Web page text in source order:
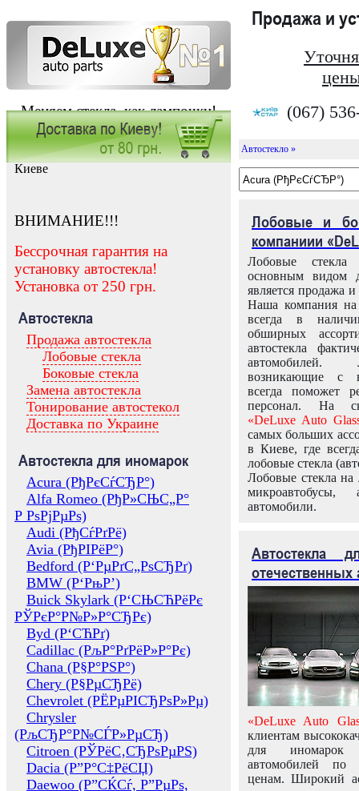
Меняем стекла, как лампочки!
Продажа и
(067)
Заказать установку автостекла в
Киеве
ВНИМАНИЕ!!!
Бессрочная гарантия на
установку автостекла!
Установка от 250 грн.
Автостекла
Продажа автостекла
Лобовые стекла
Боковые стекла
Замена автостекла
Тонирование автостекол
Доставка по Украине
Автостекла для иномарок
Acura (РђРєСѓСЂР°)
Alfa Romeo (РђР»СЊС„Р°
Р РѕРјРµРѕ)
Audi (РђСѓРґРё)
Avia (РђРІРёР°)
Bedford (Р‘РµРґС„РѕСЂРґ)
BMW (Р‘РњР’)
Buick Skylark (Р‘СЊСЋРёРє
РЎРєР°Р№Р»Р°СЂРє)
Byd (Р‘СЋРґ)
Cadillac (РљР°РґРёР»Р°Рє)
Chana (Р§Р°РЅР°)
Chery (Р§РµСЂРё)
Chevrolet (РЁРµРІСЂРѕР»Рµ)
Chrysler
(РљСЂР°Р№СЃР»РµСЂ)
Citroen (РЎРёС‚СЂРѕРµРЅ)
Dacia (Р”Р°С‡РёСЏ)
Daewoo (Р”СЌСѓ, Р”РµРѕ,
Автостекло »
Лобовые и
компаниии
Лобовые
основным видом
является продажа и
Наша компания на
всегда в
обширных
автостекла
возникающие с
всегда поможет
персонал. На
«DeLuxe Auto
самых больших
в Киеве, где
лобовые стекла
Лобовые стекла на
микроавтобусы,
автомобили.
Автостекла
отечественных
«DeLuxe Auto
клиентам
для иномарок
автомобилей
ценам. Широкий